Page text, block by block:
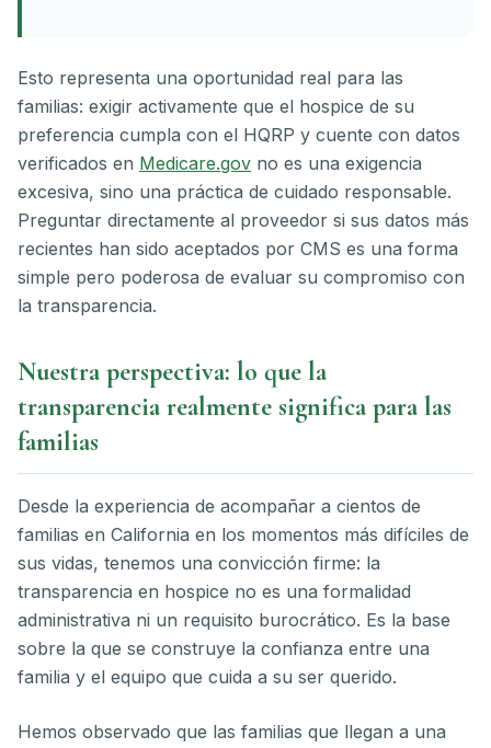
Esto representa una oportunidad real para las
familias: exigir activamente que el hospice de su
preferencia cumpla con el HQRP y cuente con datos
verificados en Medicare.gov no es una exigencia
excesiva, sino una práctica de cuidado responsable.
Preguntar directamente al proveedor si sus datos más
recientes han sido aceptados por CMS es una forma
simple pero poderosa de evaluar su compromiso con
la transparencia.
Nuestra perspectiva: lo que la
transparencia realmente significa para las
familias
Desde la experiencia de acompañar a cientos de
familias en California en los momentos más difíciles de
sus vidas, tenemos una convicción firme: la
transparencia en hospice no es una formalidad
administrativa ni un requisito burocrático. Es la base
sobre la que se construye la confianza entre una
familia y el equipo que cuida a su ser querido.
Hemos observado que las familias que llegan a una